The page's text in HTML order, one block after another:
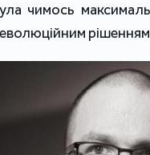
чимось